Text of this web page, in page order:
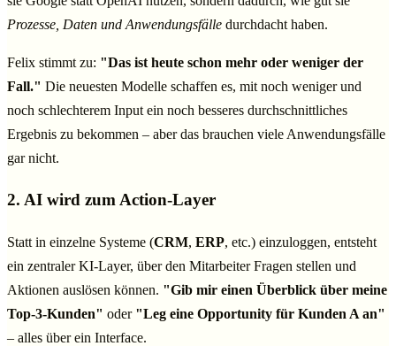
Prozesse, Daten und Anwendungsfälle durchdacht haben.
Felix stimmt zu: "Das ist heute schon mehr oder weniger der
Fall." Die neuesten Modelle schaffen es, mit noch weniger und
noch schlechterem Input ein noch besseres durchschnittliches
Ergebnis zu bekommen – aber das brauchen viele Anwendungsfälle
gar nicht.
2. AI wird zum Action-Layer
Statt in einzelne Systeme (CRM, ERP, etc.) einzuloggen, entsteht
ein zentraler KI-Layer, über den Mitarbeiter Fragen stellen und
Aktionen auslösen können. "Gib mir einen Überblick über meine
Top-3-Kunden" oder "Leg eine Opportunity für Kunden A an"
– alles über ein Interface.